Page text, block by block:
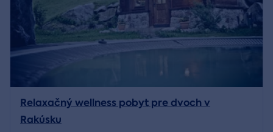
Relaxačný wellness pobyt pre dvoch v
Rakúsku